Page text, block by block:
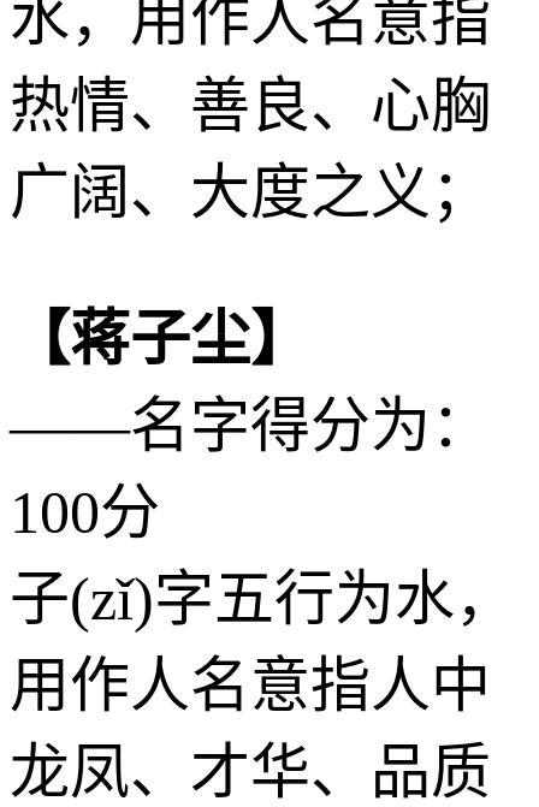
水，用作人名意指
热情、善良、心胸
广阔、大度之义；
【蒋子尘】
——名字得分为：
100分
子(zǐ)字五行为水，
用作人名意指人中
龙凤、才华、品质